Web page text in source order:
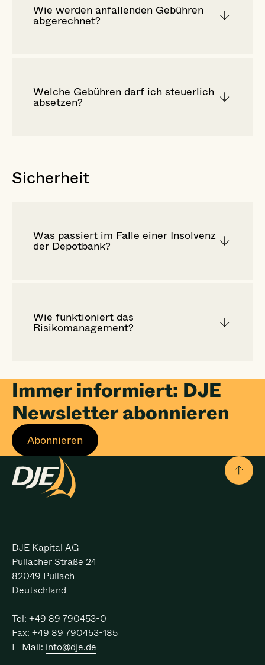
Wie werden anfallenden Gebühren
abgerechnet?
Welche Gebühren darf ich steuerlich
absetzen?
Sicherheit
Was passiert im Falle einer Insolvenz
der Depotbank?
Wie funktioniert das
Risikomanagement?
Immer informiert: DJE
Newsletter abonnieren
Abonnieren
DJE Kapital AG
Pullacher Straße 24
82049 Pullach
Deutschland
Tel: +49 89 790453-0
Fax: +49 89 790453-185
E-Mail: info@dje.de